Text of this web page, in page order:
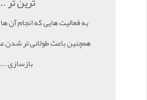
به فعالیت هایی که انجام آن
همچنین باعث طولانی تر شدن
بازسازی ...